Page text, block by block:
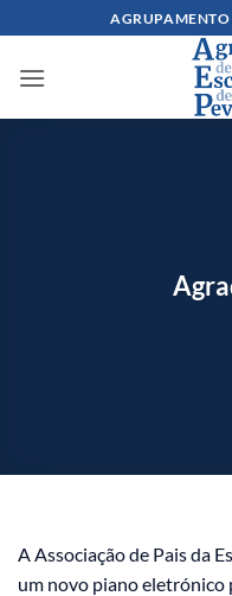
content
AGRUPAMENTO
A Associação de Pais da
um novo piano eletrónico